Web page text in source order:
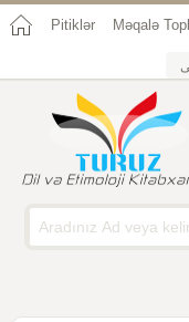
Pitiklər Məqalə